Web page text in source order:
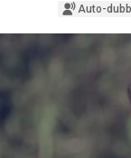
Auto-